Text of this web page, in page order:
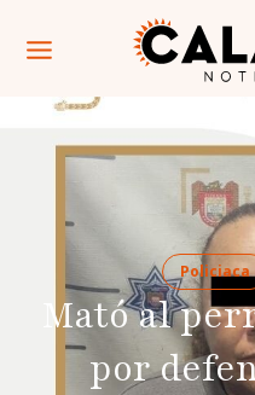
Policiaca
Mató al
por